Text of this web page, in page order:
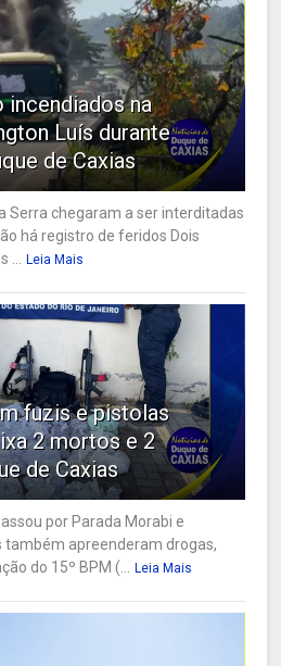
incendiados na
Luís durante
de Caxias
Serra chegaram a ser interditadas
há registro de feridos Dois
Leia Mais
fuzis e pistolas
2 mortos e 2
de Caxias
por Parada Morabi e
também apreenderam drogas,
do 15º BPM (...
Leia Mais